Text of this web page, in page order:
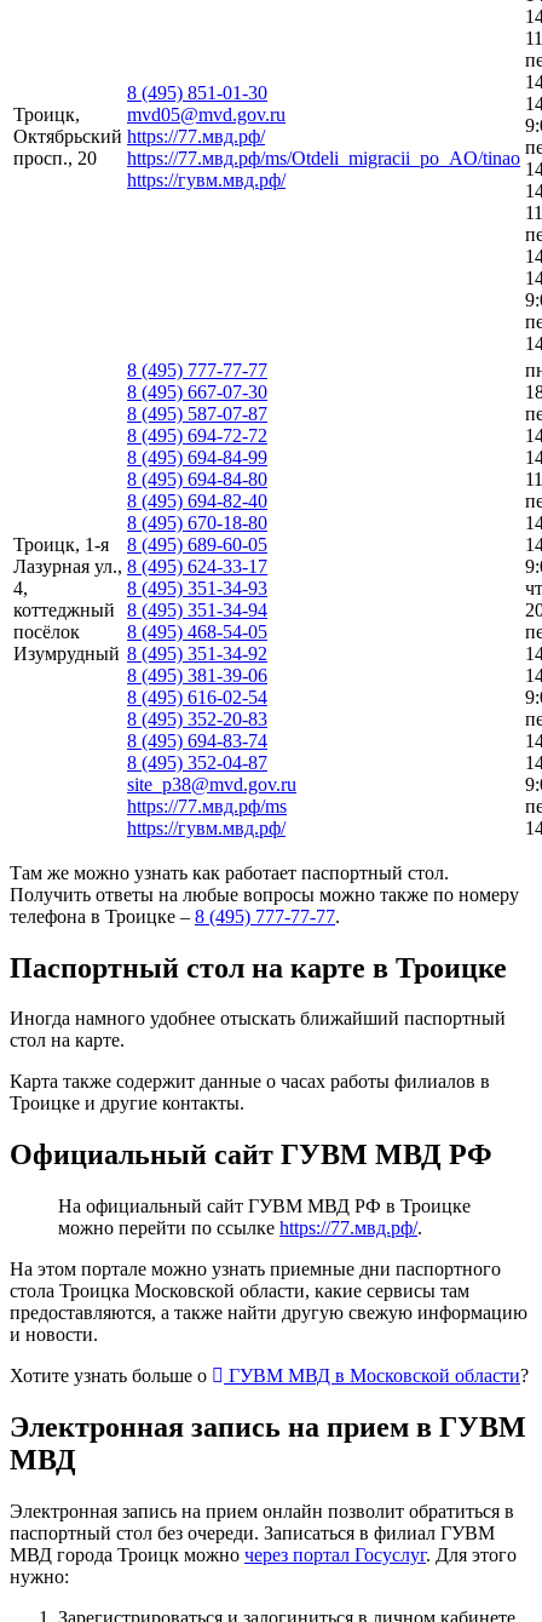
Троицк,
Октябрьский
просп., 20
8 (495) 851-01-30
mvd05@mvd.gov.ru
https://77.мвд.рф/
https://77.мвд.рф/ms/Otdeli_migracii_po_AO/tinao
https://гувм.мвд.рф/
Троицк, 1-я
Лазурная ул.,
4,
коттеджный
посёлок
Изумрудный
8 (495) 777-77-77
8 (495) 667-07-30
8 (495) 587-07-87
8 (495) 694-72-72
8 (495) 694-84-99
8 (495) 694-84-80
8 (495) 694-82-40
8 (495) 670-18-80
8 (495) 689-60-05
8 (495) 624-33-17
8 (495) 351-34-93
8 (495) 351-34-94
8 (495) 468-54-05
8 (495) 351-34-92
8 (495) 381-39-06
8 (495) 616-02-54
8 (495) 352-20-83
8 (495) 694-83-74
8 (495) 352-04-87
site_p38@mvd.gov.ru
https://77.мвд.рф/ms
https://гувм.мвд.рф/
Там же можно узнать как работает паспортный стол.
Получить ответы на любые вопросы можно также по номеру
телефона в Троицке – 8 (495) 777-77-77.
Паспортный стол на карте в Троицке
Иногда намного удобнее отыскать ближайший паспортный
стол на карте.
Карта также содержит данные о часах работы филиалов в
Троицке и другие контакты.
Официальный сайт ГУВМ МВД РФ
На официальный сайт ГУВМ МВД РФ в Троицке
можно перейти по ссылке https://77.мвд.рф/.
На этом портале можно узнать приемные дни паспортного
стола Троицка Московской области, какие сервисы там
предоставляются, а также найти другую свежую информацию
и новости.
Хотите узнать больше о
ГУВМ МВД в Московской области?
Электронная запись на прием в ГУВМ
МВД
Электронная запись на прием онлайн позволит обратиться в
паспортный стол без очереди. Записаться в филиал ГУВМ
МВД города Троицк можно через портал Госуслуг. Для этого
нужно:
Зарегистрироваться и залогиниться в личном кабинете